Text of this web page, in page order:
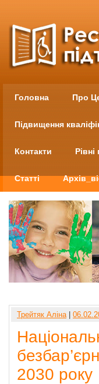
Головна Про
Підвищення
Контакти
Статті
Трейтяк Аліна|
2030 року